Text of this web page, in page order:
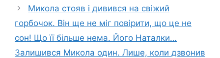
Микола стояв і дивився на свіжий
горбочок. Він ще не міг повірити, що це не
сон! Що її більше нема. Його Наталки…
Залишився Микола один. Лише, коли дзвонив